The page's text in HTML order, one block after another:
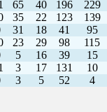
65 40 196 229
35 22 123 139
31 18 41 95
23 29 98 115
5 16 39 15
3 17 131 10
3 5 52 4